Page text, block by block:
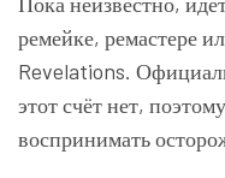
ремейке, ремастере
Revelations.
этот счёт нет,
воспринимать